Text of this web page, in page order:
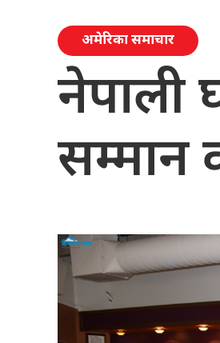
अमेरिका समाचार
नेपाली
सम्मान